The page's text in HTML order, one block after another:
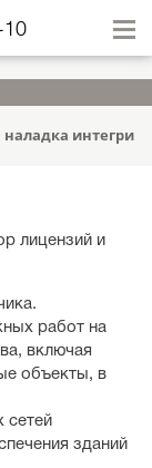
10
лицензий и
работ на
включая
объекты, в
сетей
зданий